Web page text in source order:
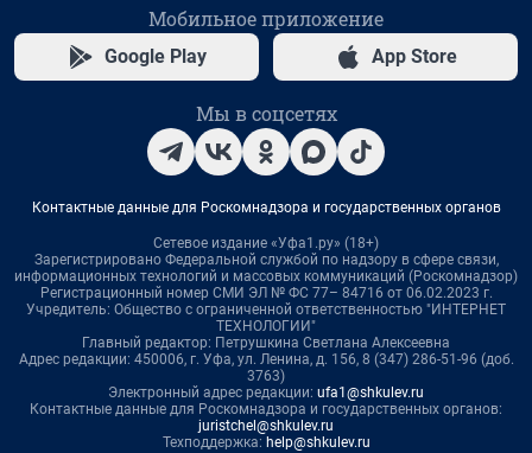
Мобильное приложение
Google Play App Store
Мы в соцсетях
Контактные данные для Роскомнадзора и государственных органов
Сетевое издание «Уфа1.ру» (18+)
Зарегистрировано Федеральной службой по надзору в сфере связи,
информационных технологий и массовых коммуникаций (Роскомнадзор)
Регистрационный номер СМИ ЭЛ № ФС 77– 84716 от 06.02.2023 г.
Учредитель: Общество с ограниченной ответственностью "ИНТЕРНЕТ
ТЕХНОЛОГИИ"
Главный редактор: Петрушкина Светлана Алексеевна
Адрес редакции: 450006, г. Уфа, ул. Ленина, д. 156, 8 (347) 286-51-96 (доб.
3763)
Электронный адрес редакции: ufa1@shkulev.ru
Контактные данные для Роскомнадзора и государственных органов:
juristchel@shkulev.ru
Техподдержка: help@shkulev.ru